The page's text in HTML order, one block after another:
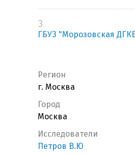
3
ГБУЗ "Морозовская
Регион
г. Москва
Город
Москва
Исследователи
Петров В.Ю